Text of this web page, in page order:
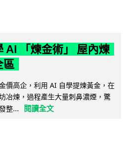
AI 「煉金術」 屋內煉
區
價高企，利用 AI 自學提煉黃金，在
冶煉，過程產生大量刺鼻濃煙，驚
整...
閱讀全文